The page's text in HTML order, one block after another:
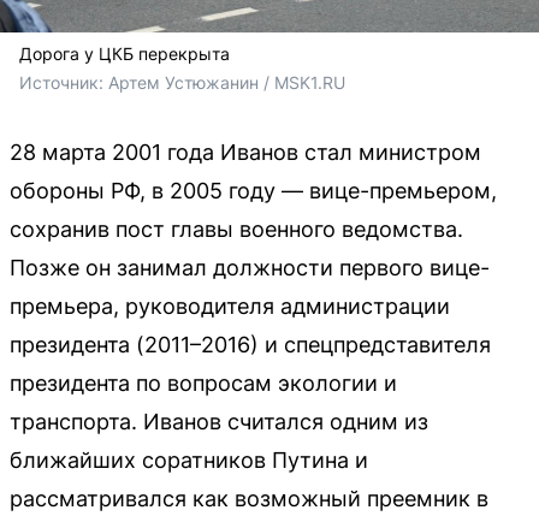
Дорога у ЦКБ перекрыта
Источник: Артем Устюжанин / MSK1.RU
28 марта 2001 года Иванов стал министром
обороны РФ, в 2005 году — вице-премьером,
сохранив пост главы военного ведомства.
Позже он занимал должности первого вице-
премьера, руководителя администрации
президента (2011–2016) и спецпредставителя
президента по вопросам экологии и
транспорта. Иванов считался одним из
ближайших соратников Путина и
рассматривался как возможный преемник в